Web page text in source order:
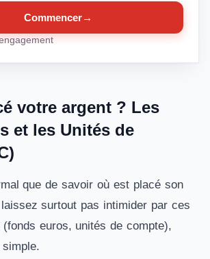
Commencer→
votre argent ? Les
et les Unités de
que de savoir où est placé son
surtout pas intimider par ces
euros, unités de compte),